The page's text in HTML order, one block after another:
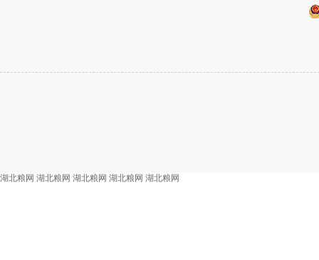
湖北粮网 湖北粮网 湖北粮网 湖北粮网 湖北粮网